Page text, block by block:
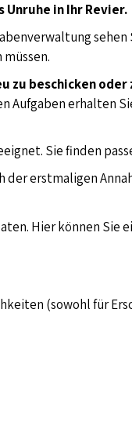
Unruhe in Ihr Revier.
zu beschicken
erhalten
Sie finden
der erstmaligen
Hier können Sie
(sowohl für